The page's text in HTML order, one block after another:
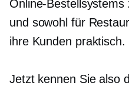
Online-
und sowohl für
ihre Kunden praktisch.
Jetzt kennen Sie also